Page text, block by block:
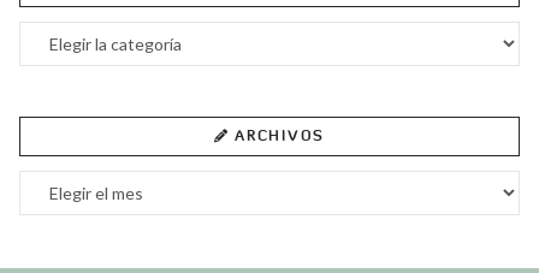
Categorías
ARCHIVOS
Archivos